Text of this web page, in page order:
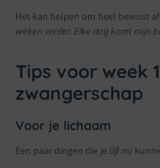
Het kan helpen om heel bewust
weken verder. Elke dag komt mijn
Tips voor week
zwangerschap
Voor je lichaam
Een paar dingen die je lijf nu